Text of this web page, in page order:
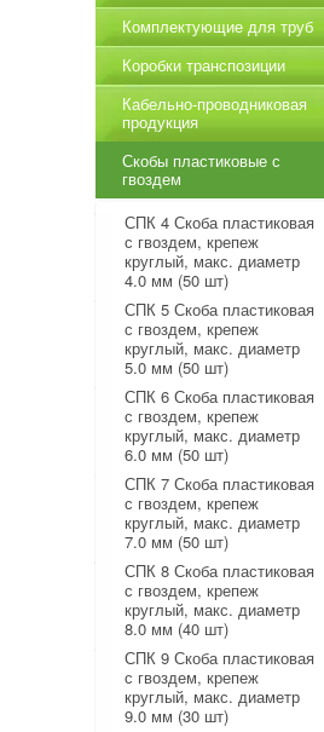
Комплектующие для труб
Коробки транспозиции
Кабельно-проводниковая
продукция
Скобы пластиковые с
гвоздем
СПК 4 Скоба пластиковая
с гвоздем, крепеж
круглый, макс. диаметр
4.0 мм (50 шт)
СПК 5 Скоба пластиковая
с гвоздем, крепеж
круглый, макс. диаметр
5.0 мм (50 шт)
СПК 6 Скоба пластиковая
с гвоздем, крепеж
круглый, макс. диаметр
6.0 мм (50 шт)
СПК 7 Скоба пластиковая
с гвоздем, крепеж
круглый, макс. диаметр
7.0 мм (50 шт)
СПК 8 Скоба пластиковая
с гвоздем, крепеж
круглый, макс. диаметр
8.0 мм (40 шт)
СПК 9 Скоба пластиковая
с гвоздем, крепеж
круглый, макс. диаметр
9.0 мм (30 шт)